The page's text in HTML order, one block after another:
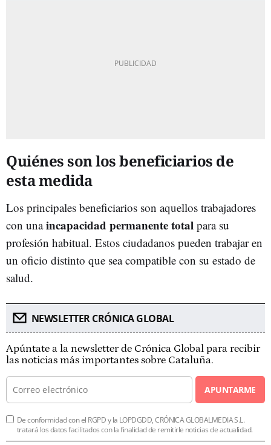
Quiénes son los beneficiarios de
esta medida
Los principales beneficiarios son aquellos trabajadores
con unaincapacidad permanente total para su
profesión habitual. Estos ciudadanos pueden trabajar en
un oficio distinto que sea compatible con su estado de
salud.
NEWSLETTER CRÓNICA GLOBAL
Apúntate a la newsletter de Crónica Global para recibir
las noticias más importantes sobre Cataluña.
APUNTARME
De conformidad con el RGPD y la LOPDGDD, CRÓNICA GLOBALMEDIA S.L.
tratará los datos facilitados con la finalidad de remitirle noticias de actualidad.